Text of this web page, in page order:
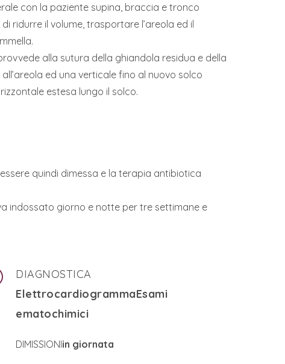
con la paziente supina, braccia e tronco
ridurre il volume, trasportare l’areola ed il
alla sutura della ghiandola residua e della
ed una verticale fino al nuovo solco
estesa lungo il solco.
quindi dimessa e la terapia antibiotica
indossato giorno e notte per tre settimane e
DIAGNOSTICA
ElettrocardiogrammaEsami
ematochimici
DIMISSIONIin giornata